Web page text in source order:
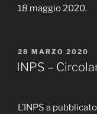
18 maggio 2020.
PUBBLICATO
IL
28 MARZO 2020
INPS –
L’INPS a